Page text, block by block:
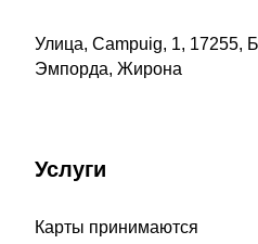
Улица, Campuig, 1, 17255,
Эмпорда, Жирона
Услуги
Карты принимаются